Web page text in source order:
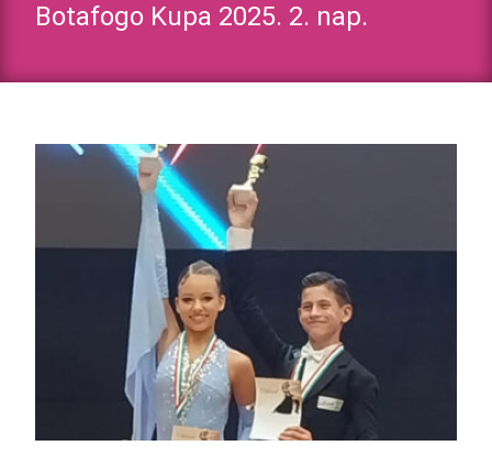
Botafogo Kupa 2025. 2. nap.